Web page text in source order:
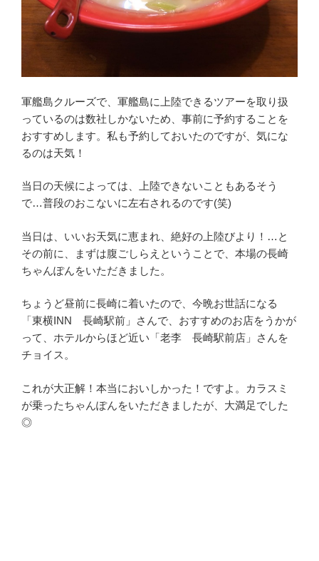
軍艦島クルーズで、軍艦島に上陸できるツアーを取り扱
っているのは数社しかないため、事前に予約することを
おすすめします。私も予約しておいたのですが、気にな
るのは天気！
当日の天候によっては、上陸できないこともあるそう
で…普段のおこないに左右されるのです(笑)
当日は、いいお天気に恵まれ、絶好の上陸びより！…と
その前に、まずは腹ごしらえということで、本場の長崎
ちゃんぽんをいただきました。
ちょうど昼前に長崎に着いたので、今晩お世話になる
「東横INN 長崎駅前」さんで、おすすめのお店をうかが
って、ホテルからほど近い「老李 長崎駅前店」さんを
チョイス。
これが大正解！本当においしかった！ですよ。カラスミ
が乗ったちゃんぽんをいただきましたが、大満足でした
◎